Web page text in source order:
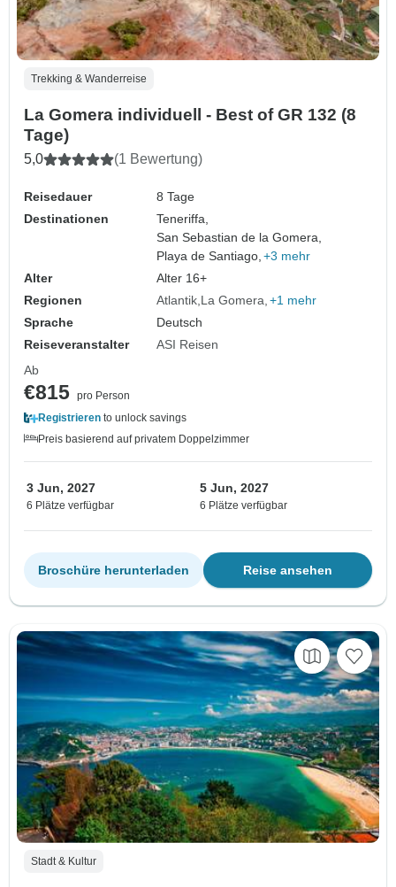
Trekking & Wanderreise
La Gomera individuell - Best of GR 132 (8
Tage)
5,0 (1 Bewertung)
Reisedauer
8 Tage
Destinationen
Teneriffa,
San Sebastian de la Gomera,
Playa de Santiago, +3 mehr
Alter
Alter 16+
Regionen
Atlantik La Gomera +1 mehr
Sprache
Deutsch
Reiseveranstalter
ASI Reisen
Ab
€815 pro Person
Registrieren to unlock savings
Preis basierend auf privatem Doppelzimmer
3 Jun, 2027
6 Plätze verfügbar
5 Jun, 2027
6 Plätze verfügbar
Reise ansehen
Broschüre herunterladen
Stadt & Kultur